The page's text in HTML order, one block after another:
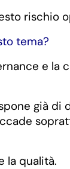
rischio
tema?
e
già di
la qualità.